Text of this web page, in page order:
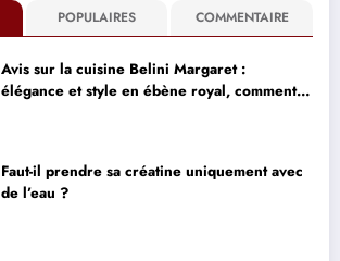
POPULAIRES COMMENTAIRE
Avis sur la cuisine Belini Margaret :
élégance et style en ébène royal, comment
Faut-il prendre sa créatine uniquement avec
de l’eau ?